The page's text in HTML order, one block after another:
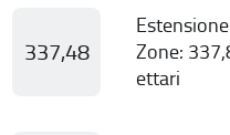
337,48
Zone:
ettari